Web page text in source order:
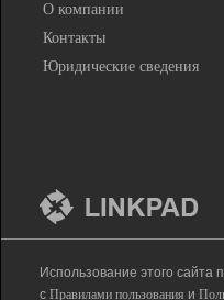
О компании
Контакты
Юридические сведения
Использование этого сайта
с Правилами пользования и